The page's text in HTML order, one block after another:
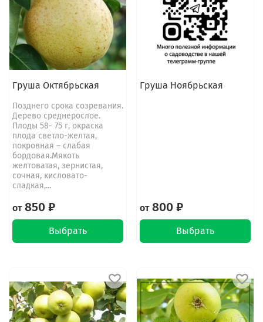
Груша Октябрьская
Позднего срока созревания.
Дерево среднерослое.
Плоды 58- 75 г, окраска
плода светло-желтая,
покровная – слабая
бордовая.Мякоть
желтоватая, зернистая,
сочная, кисловато-
сладкая,...
от850 ₽
Выбрать
Груша Ноябрьская
от800 ₽
Выбрать